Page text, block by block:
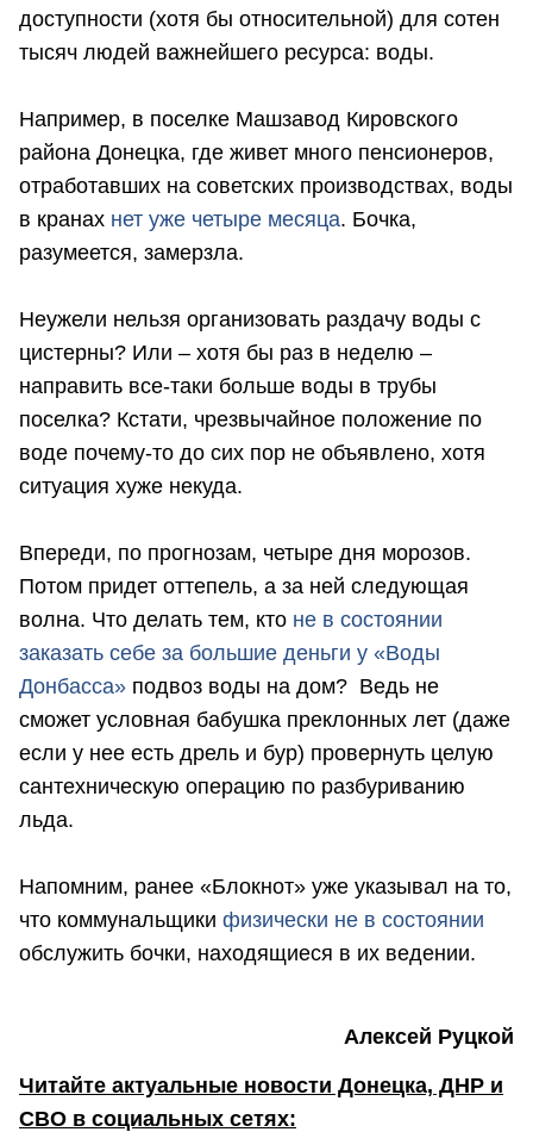
доступности (хотя бы относительной) для сотен
тысяч людей важнейшего ресурса: воды.
Например, в поселке Машзавод Кировского
района Донецка, где живет много пенсионеров,
отработавших на советских производствах, воды
в кранах нет уже четыре месяца. Бочка,
разумеется, замерзла.
Неужели нельзя организовать раздачу воды с
цистерны? Или – хотя бы раз в неделю –
направить все-таки больше воды в трубы
поселка? Кстати, чрезвычайное положение по
воде почему-то до сих пор не объявлено, хотя
ситуация хуже некуда.
Впереди, по прогнозам, четыре дня морозов.
Потом придет оттепель, а за ней следующая
волна. Что делать тем, кто не в состоянии
заказать себе за большие деньги у «Воды
Донбасса» подвоз воды на дом? Ведь не
сможет условная бабушка преклонных лет (даже
если у нее есть дрель и бур) провернуть целую
сантехническую операцию по разбуриванию
льда.
Напомним, ранее «Блокнот» уже указывал на то,
что коммунальщики физически не в состоянии
обслужить бочки, находящиеся в их ведении.
Алексей Руцкой
Читайте актуальные новости Донецка, ДНР и
СВО в социальных сетях: